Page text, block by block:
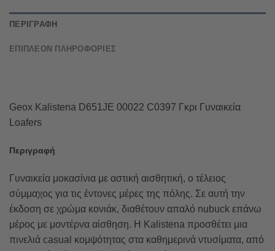
ΠΕΡΙΓΡΑΦΉ
ΕΠΙΠΛΈΟΝ ΠΛΗΡΟΦΟΡΊΕΣ
Geox Kalistena D651JE 00022 C0397 Γκρι Γυναικεία
Loafers
Περιγραφή
Γυναικεία μοκασίνια με αστική αισθητική, ο τέλειος
σύμμαχος για τις έντονες μέρες της πόλης. Σε αυτή την
έκδοση σε χρώμα κονιάκ, διαθέτουν απαλό nubuck επάνω
μέρος με μοντέρνα αίσθηση. Η Kalistena προσθέτει μια
πινελιά casual κομψότητας στα καθημερινά ντυσίματα, από